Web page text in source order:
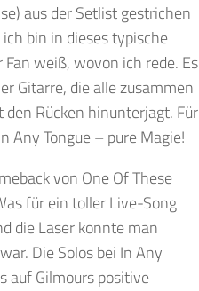
aus der Setlist gestrichen
bin in dieses typische
weiß, wovon ich rede. Es
Gitarre, die alle zusammen
Rücken hinunterjagt. Für
Any Tongue – pure Magie!
von One Of These
für ein toller Live-Song
die Laser konnte man
Die Solos bei In Any
auf Gilmours positive